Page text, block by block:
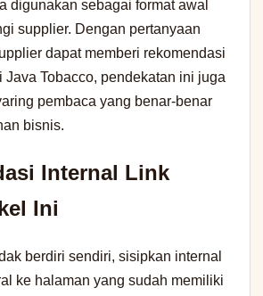
digunakan sebagai format awal
supplier. Dengan pertanyaan
dapat memberi rekomendasi
Java Tobacco, pendekatan ini juga
pembaca yang benar-benar
bisnis.
Internal Link
Ini
berdiri sendiri, sisipkan internal
ke halaman yang sudah memiliki